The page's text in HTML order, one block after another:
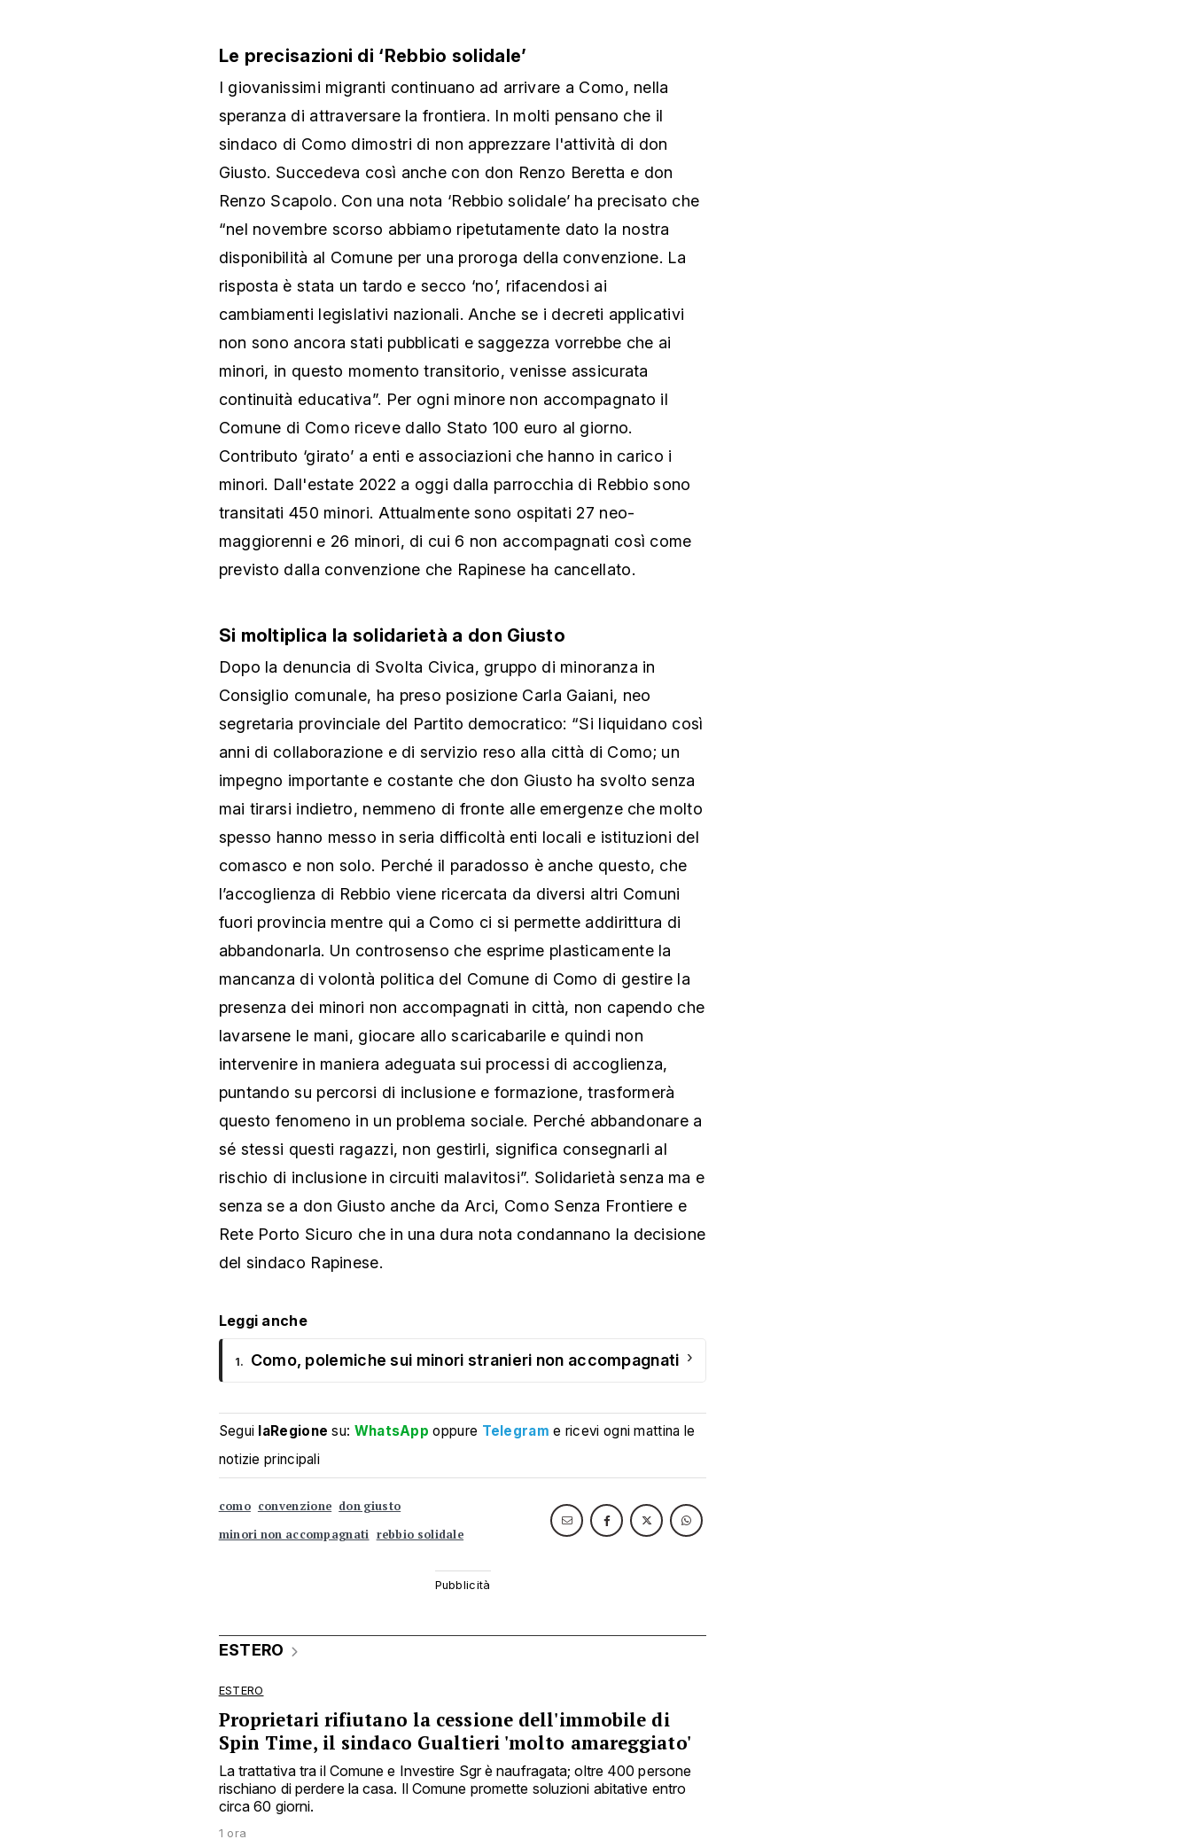
Le precisazioni di ‘Rebbio solidale’
I giovanissimi migranti continuano ad arrivare a Como, nella
speranza di attraversare la frontiera. In molti pensano che il
sindaco di Como dimostri di non apprezzare l'attività di don
Giusto. Succedeva così anche con don Renzo Beretta e don
Renzo Scapolo. Con una nota ‘Rebbio solidale’ ha precisato che
“nel novembre scorso abbiamo ripetutamente dato la nostra
disponibilità al Comune per una proroga della convenzione. La
risposta è stata un tardo e secco ‘no’, rifacendosi ai
cambiamenti legislativi nazionali. Anche se i decreti applicativi
non sono ancora stati pubblicati e saggezza vorrebbe che ai
minori, in questo momento transitorio, venisse assicurata
continuità educativa”. Per ogni minore non accompagnato il
Comune di Como riceve dallo Stato 100 euro al giorno.
Contributo ‘girato’ a enti e associazioni che hanno in carico i
minori. Dall'estate 2022 a oggi dalla parrocchia di Rebbio sono
transitati 450 minori. Attualmente sono ospitati 27 neo-
maggiorenni e 26 minori, di cui 6 non accompagnati così come
previsto dalla convenzione che Rapinese ha cancellato.
Si moltiplica la solidarietà a don Giusto
Dopo la denuncia di Svolta Civica, gruppo di minoranza in
Consiglio comunale, ha preso posizione Carla Gaiani, neo
segretaria provinciale del Partito democratico: “Si liquidano così
anni di collaborazione e di servizio reso alla città di Como; un
impegno importante e costante che don Giusto ha svolto senza
mai tirarsi indietro, nemmeno di fronte alle emergenze che molto
spesso hanno messo in seria difficoltà enti locali e istituzioni del
comasco e non solo. Perché il paradosso è anche questo, che
l’accoglienza di Rebbio viene ricercata da diversi altri Comuni
fuori provincia mentre qui a Como ci si permette addirittura di
abbandonarla. Un controsenso che esprime plasticamente la
mancanza di volontà politica del Comune di Como di gestire la
presenza dei minori non accompagnati in città, non capendo che
lavarsene le mani, giocare allo scaricabarile e quindi non
intervenire in maniera adeguata sui processi di accoglienza,
puntando su percorsi di inclusione e formazione, trasformerà
questo fenomeno in un problema sociale. Perché abbandonare a
sé stessi questi ragazzi, non gestirli, significa consegnarli al
rischio di inclusione in circuiti malavitosi”. Solidarietà senza ma e
senza se a don Giusto anche da Arci, Como Senza Frontiere e
Rete Porto Sicuro che in una dura nota condannano la decisione
del sindaco Rapinese.
Leggi anche
1. Como, polemiche sui minori stranieri non accompagnati ›
Segui laRegione su: WhatsApp oppure Telegram e ricevi ogni mattina le
notizie principali
como convenzione don giusto
minori non accompagnati rebbio solidale
ESTERO
ESTERO
Proprietari rifiutano la cessione dell'immobile di
Spin Time, il sindaco Gualtieri 'molto amareggiato'
La trattativa tra il Comune e Investire Sgr è naufragata; oltre 400 persone
rischiano di perdere la casa. Il Comune promette soluzioni abitative entro
circa 60 giorni.
1 ora